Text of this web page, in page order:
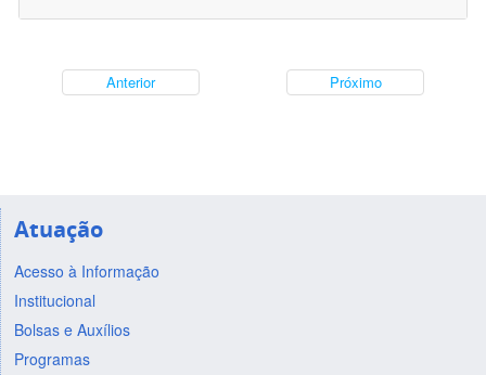
Anterior Próximo
Atuação
Acesso à Informação
Institucional
Bolsas e Auxílios
Programas